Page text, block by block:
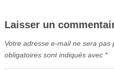
Laisser un
Votre adresse e-mail ne sera pas
obligatoires sont indiqués avec *